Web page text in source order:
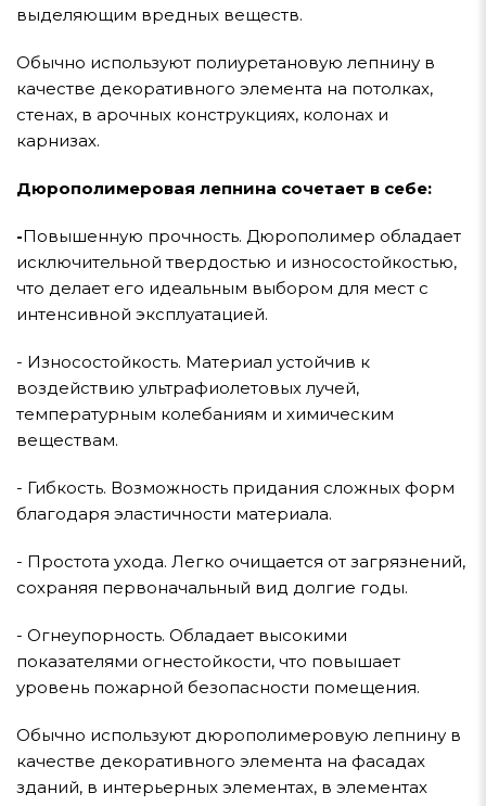
выделяющим вредных веществ.
Обычно используют полиуретановую лепнину в
качестве декоративного элемента на потолках,
стенах, в арочных конструкциях, колонах и
карнизах.
Дюрополимеровая лепнина сочетает в себе:
-Повышенную прочность. Дюрополимер обладает
исключительной твердостью и износостойкостью,
что делает его идеальным выбором для мест с
интенсивной эксплуатацией.
- Износостойкость. Материал устойчив к
воздействию ультрафиолетовых лучей,
температурным колебаниям и химическим
веществам.
- Гибкость. Возможность придания сложных форм
благодаря эластичности материала.
- Простота ухода. Легко очищается от загрязнений,
сохраняя первоначальный вид долгие годы.
- Огнеупорность. Обладает высокими
показателями огнестойкости, что повышает
уровень пожарной безопасности помещения.
Обычно используют дюрополимеровую лепнину в
качестве декоративного элемента на фасадах
зданий, в интерьерных элементах, в элементах